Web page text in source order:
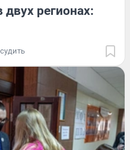
регионах: